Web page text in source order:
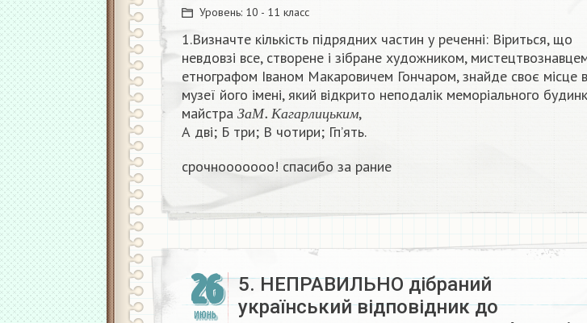
Уровень: 10 - 11 класс
1.Визначте кількість підрядних частин у реченні: Віриться, що
невдовзі все, створене і зібране художником,
етнографом Іваном Макаровичем Гончаром, знайде своє місце в
музеї його імені, який відкрито неподалік меморіального
майстра
З а М Кагарл и цьк им
ЗаМ.Кагарлицьким
,
А дві; Б три; В чотири; Гп’ять.
срочнооооооо! спасибо за рание​
26
ИЮНЬ
5. НЕПРАВИЛЬНО дібраний
український відповідник до